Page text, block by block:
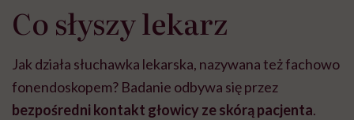
Co słyszy lekarz
Jak działa słuchawka lekarska, nazywana też fachowo
fonendoskopem? Badanie odbywa się przez
bezpośredni kontakt głowicy ze skórą pacjenta.